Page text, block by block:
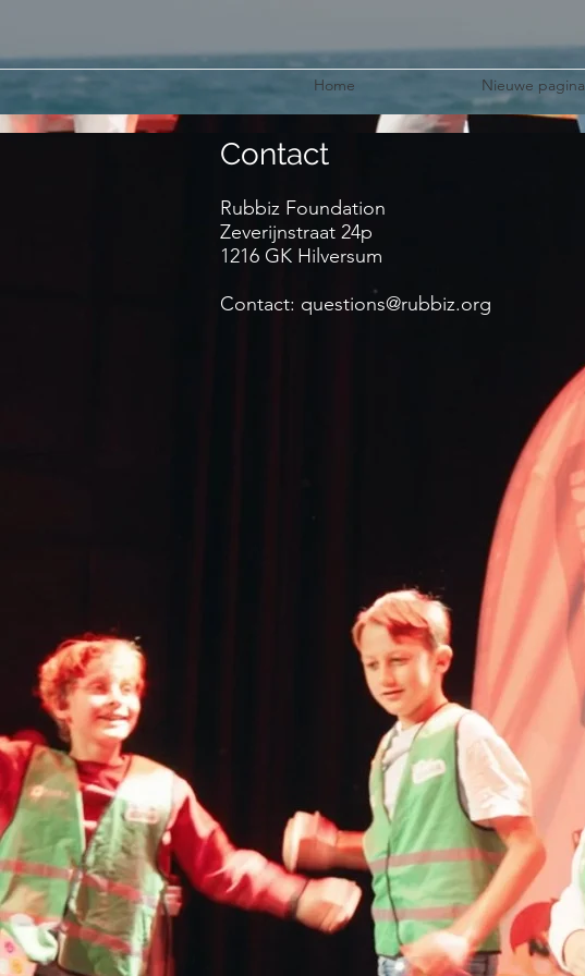
Home Nieuwe pagina
Contact
Rubbiz Foundation
Zeverijnstraat 24p
1216 GK Hilversum
Contact: questions@rubbiz.org